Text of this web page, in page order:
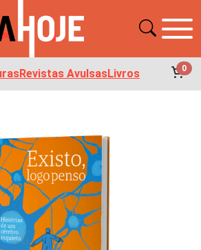
Revistas AvulsasLivros 0